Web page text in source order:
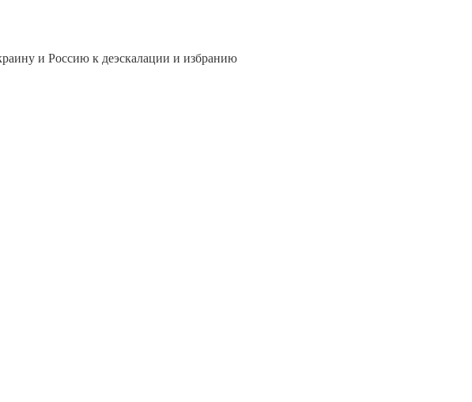
и Россию к деэскалации и избранию